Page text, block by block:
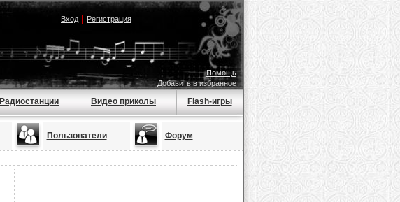
Вход| Регистрация
Помощь
Добавить в избранное
Радиостанции Видео приколы Flash-игры
Пользователи Форум